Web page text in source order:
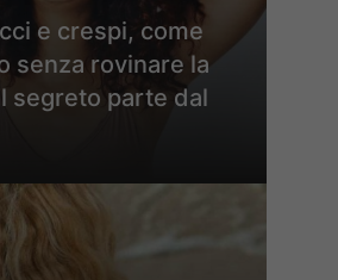
e crespi, come
senza rovinare la
segreto parte dal